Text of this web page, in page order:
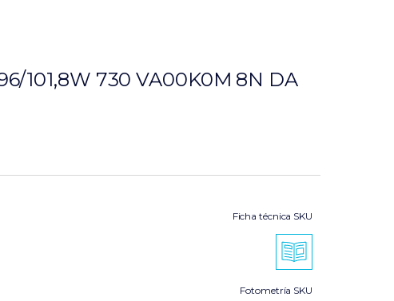
101,8W 730 VA00K0M 8N DA
Ficha técnica SKU
Fotometría SKU